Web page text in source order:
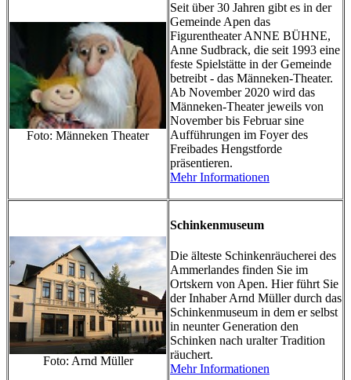
Foto: Männeken Theater
Seit über 30 Jahren gibt es in der
Gemeinde Apen das
Figurentheater ANNE BÜHNE,
Anne Sudbrack, die seit 1993 eine
feste Spielstätte in der Gemeinde
betreibt - das Männeken-Theater.
Ab November 2020 wird das
Männeken-Theater jeweils von
November bis Februar sine
Aufführungen im Foyer des
Freibades Hengstforde
präsentieren.
Mehr Informationen
Foto: Arnd Müller
Schinkenmuseum
Die älteste Schinkenräucherei des
Ammerlandes finden Sie im
Ortskern von Apen. Hier führt Sie
der Inhaber Arnd Müller durch das
Schinkenmuseum in dem er selbst
in neunter Generation den
Schinken nach uralter Tradition
räuchert.
Mehr Informationen